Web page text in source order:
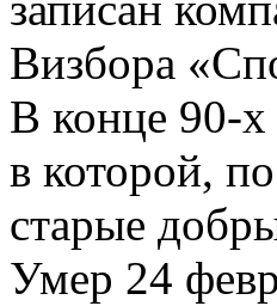
Визбора
В конце 90-х
в которой,
старые
Умер 24